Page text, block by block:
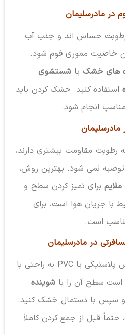
مادرسلیمان
حساس اند و جذب آب
خاصیت مموری فوم شود.
های خشکیا شستشوی
استفاده کنید. خشک کردن باید
انجام شود.
مقاومت بیشتری دارند،
نمی شود. بهترین روش،
برای تمیز کردن سطح و
جریان هوا است. برای
است.
در مادرسلیمان
این تشک ها به دلیل جنس پلاستیکی یا PVC به راحتی با
سطح آن را با شوینده
سپس با دستمال خشک کنید.
حتماً قبل از جمع کردن کاملاً